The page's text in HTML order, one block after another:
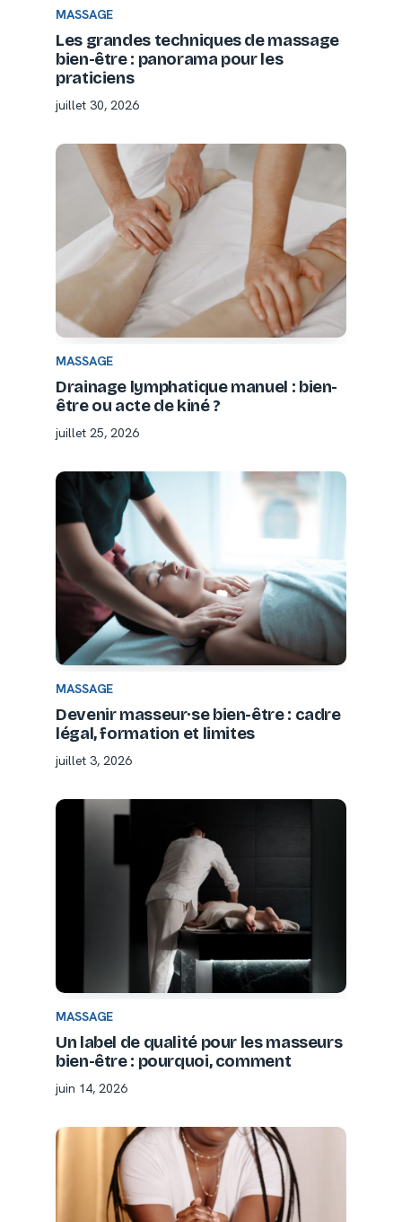
MASSAGE
Les grandes techniques de massage
bien-être : panorama pour les
praticiens
juillet 30, 2026
MASSAGE
Drainage lymphatique manuel : bien-
être ou acte de kiné ?
juillet 25, 2026
MASSAGE
Devenir masseur·se bien-être : cadre
légal, formation et limites
juillet 3, 2026
MASSAGE
Un label de qualité pour les masseurs
bien-être : pourquoi, comment
juin 14, 2026